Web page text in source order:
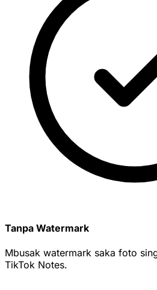
Tanpa Watermark
Mbusak watermark saka foto
TikTok Notes.